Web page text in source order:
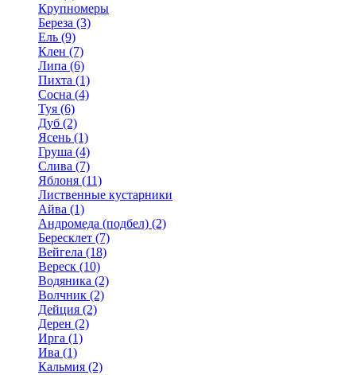
Крупномеры
Береза (3)
Ель (9)
Клен (7)
Липа (6)
Пихта (1)
Сосна (4)
Туя (6)
Дуб (2)
Ясень (1)
Груша (4)
Слива (7)
Яблоня (11)
Лиственные кустарники
Айва (1)
Андромеда (подбел) (2)
Бересклет (7)
Вейгела (18)
Вереск (10)
Водяника (2)
Волчник (2)
Дейция (2)
Дерен (2)
Ирга (1)
Ива (1)
Кальмия (2)